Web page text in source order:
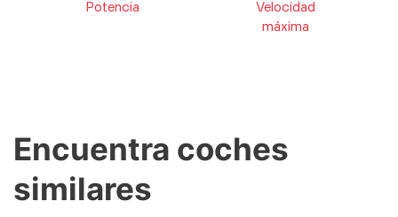
Potencia
Velocidad
máxima
Encuentra coches
similares